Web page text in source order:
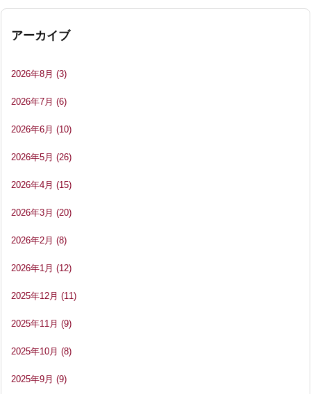
アーカイブ
2026年8月 (3)
2026年7月 (6)
2026年6月 (10)
2026年5月 (26)
2026年4月 (15)
2026年3月 (20)
2026年2月 (8)
2026年1月 (12)
2025年12月 (11)
2025年11月 (9)
2025年10月 (8)
2025年9月 (9)